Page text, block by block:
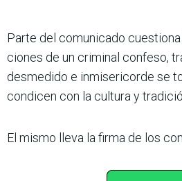
Parte del comunicado
ciones de un criminal con­feso,
des­medido e inmisericorde se
condicen con la cultura y
El mismo lleva la firma de los